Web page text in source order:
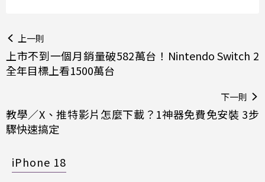
上一則
上市不到一個月銷量破582萬台！Nintendo Switch 2
全年目標上看1500萬台
下一則
教學／X、推特影片怎麼下載？1神器免費免安裝 3步
驟快速搞定
iPhone 18